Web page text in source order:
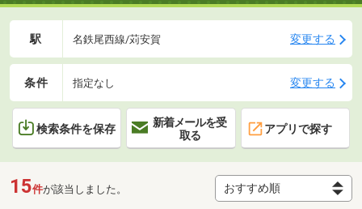
駅 名鉄尾西線/苅安賀 変更する
条件 指定なし 変更する
検索条件を保存
新着メールを受
取る
アプリで探す
15件が該当しました。